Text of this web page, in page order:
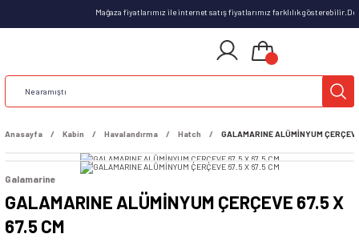
Mağaza fiyatlarımız ile internet satış fiyatlarımız farklılık
Anasayfa Kabin Havalandırma Hatch GALAMARINE ALÜMİNYUM
Galamarine
GALAMARINE ALÜMİNYUM ÇERÇEVE 67.5 X
67.5 CM